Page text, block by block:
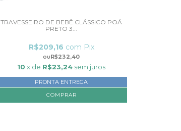
TRAVESSEIRO DE BEBÊ CLÁSSICO POÁ
PRETO 3...
R$232,40
R$209,16 com Pix
10 x de R$23,24 sem juros
PRONTA ENTREGA